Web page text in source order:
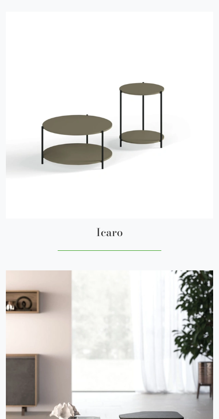
Icaro